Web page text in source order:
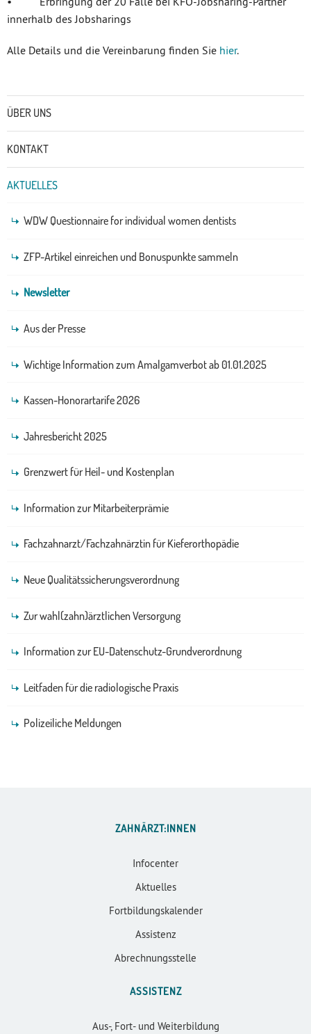
innerhalb des Jobsharings
Alle Details und die Vereinbarung finden Sie hier.
ÜBER UNS
KONTAKT
AKTUELLES
WDW Questionnaire for individual women dentists
ZFP-Artikel einreichen und Bonuspunkte sammeln
Newsletter
Aus der Presse
Wichtige Information zum Amalgamverbot ab 01.01.2025
Kassen-Honorartarife 2026
Jahresbericht 2025
Grenzwert für Heil- und Kostenplan
Information zur Mitarbeiterprämie
Fachzahnarzt/Fachzahnärztin für Kieferorthopädie
Neue Qualitätssicherungsverordnung
Zur wahl(zahn)ärztlichen Versorgung
Information zur EU-Datenschutz-Grundverordnung
Leitfaden für die radiologische Praxis
Polizeiliche Meldungen
ZAHNÄRZT:INNEN
Infocenter
Aktuelles
Fortbildungskalender
Assistenz
Abrechnungsstelle
ASSISTENZ
Aus-, Fort- und Weiterbildung